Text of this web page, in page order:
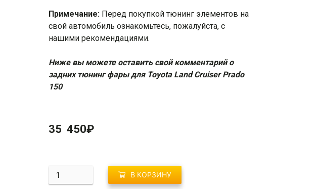
Примечание:Перед покупкой тюнинг элементов на
свой автомобиль ознакомьтесь, пожалуйста, с
нашими рекомендациями.
Ниже вы можете оставить свой комментарий о
задних тюнинг фары для Toyota Land Cruiser Prado
150
35 450₽
Количество
G02-
В КОРЗИНУ